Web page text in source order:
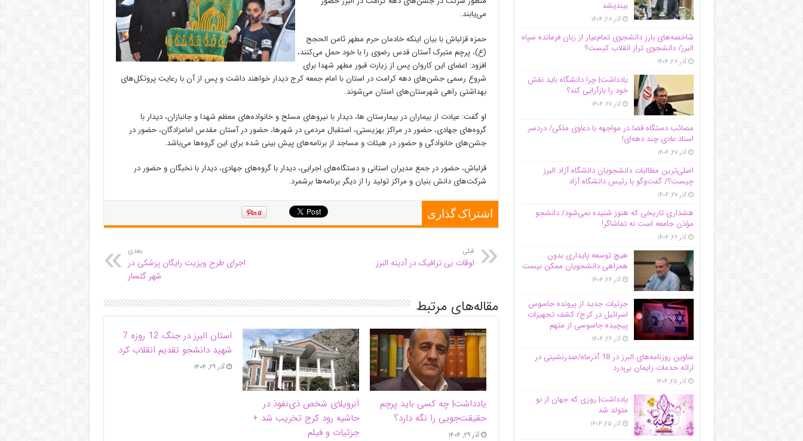
می‌یابند.
حمزه قزلباش با بیان اینکه خادمان حرم مطهر ثامن الحجج
(ع)، پرچم متبرک آستان قدس رضوی را با خود حمل می‌کنند،
افزود: اعضای این کاروان پس از زیارت قبور مطهر شهدا برای
شروع رسمی جشن‌های دهه کرامت در استان با امام جمعه کرج دیدار خواهند داشت و پس از آن با رعایت پروتکل‌های
بهداشتی راهی شهرستان‌های استان می‌شوند.
او گفت: عیادت از بیماران در بیمارستان ها، دیدار با نیرو‌های مسلح و خانواده‌های معظم شهدا و جانبازان، دیدار با
گروه‌های جهادی، حضور در مراکز بهزیستی، استقبال مردمی در شهرها، حضور در آستان مقدس امامزادگان، حضور در
جشن‌های خانوادگی و حضور در هیئات و مساجد از برنامه‌های پیش بینی شده برای این گروه‌ها می‌باشد.
قزلباش، حضور در جمع مدیران استانی و دستگاه‌های اجرایی، دیدار با گروه‌های جهادی، دیدار با نخبگان و حضور در
شرکت‌های دانش بنیان و مراکز تولید را از دیگر برنامه‌ها برشمرد.
اشتراک گذاری
قبلی
اوقات بی ترافیک در آدینه البرز
بعدی
اجرای طرح ویزیت رایگان پزشکی در
شهر گلسار
مقاله‌های مرتبط
یادداشت| ‌چه کسی باید پرچم
حقیقت‌جویی را نگه دارد؟
آذر ۲۹, ۱۴۰۴
اَبَر‌ویلای شخص ذی‌نفوذ در
حاشیه‌ رود کرج تخریب شد +
جزئیات و فیلم
استان البرز در جنگ 12 روزه 7
شهید دانشجو تقدیم انقلاب کرد
آذر ۲۹, ۱۴۰۴
بیندیشد
آذر ۲۸, ۱۴۰۴
شاخصه‌های بارز دانشجوی تمام‌عیار از زبان فرمانده سپاه
البرز/ دانشجوی تراز انقلاب کیست؟
آذر ۲۸, ۱۴۰۴
یادداشت| چرا دانشگاه باید نقش
خود را بازآرایی کند؟
آذر ۲۷, ۱۴۰۴
مصائب دستگاه قضا در مواجهه با دعاوی ملکی/ دردسر
اسناد عادی چند‌ دهه‌ای!
آذر ۲۷, ۱۴۰۴
اصلی‌ترین مطالبات دانشجویان دانشگاه آزاد البرز
چیست؟/ گفت‌وگو با رئیس دانشگاه آز‌اد
آذر ۲۷, ۱۴۰۴
هشداری تاریخی که هنوز شنیده نمی‌شود/ دانشجو
مؤذن جامعه است نه تماشاگر!
آذر ۲۶, ۱۴۰۴
هیچ توسعه پایداری بدون
همراهی دانشجویان ممکن نیست
آذر ۲۶, ۱۴۰۴
جزئیات جدید از پرونده جاسوس
اسرائیل در کرج/‌ کشف تجهیزات
پیچیده جاسوسی از متهم
آذر ۲۶, ۱۴۰۴
عناوین روزنامه‌های البرز در ‌18 آذرماه/صدرنشینی در
ارائه خدمات زایمان بی‌درد
آذر ۲۵, ۱۴۰۴
یادداشت| روزی که جهان از نو
متولد شد
آذر ۲۵, ۱۴۰۴